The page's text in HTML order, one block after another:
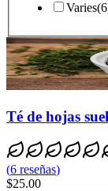
Varies(6
Té de hojas
(6 reseñas)
$25.00